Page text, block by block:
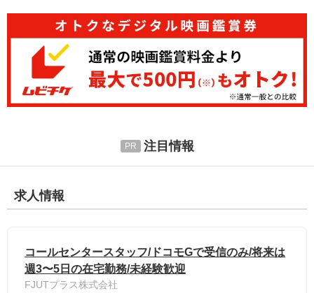
注目情報
求人情報
コールセンタースタッフ/ドコモGで受信のみ/将来は
週3〜5日の在宅勤務/未経験歓迎
FJUTプラス株式会社